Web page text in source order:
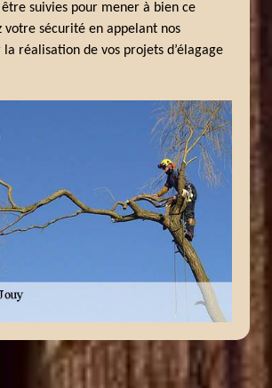
suivies pour mener à bien ce
votre sécurité en appelant nos
réalisation de vos projets d’élagage